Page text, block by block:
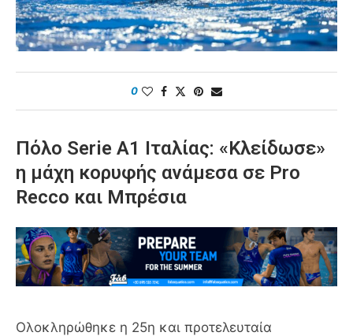
0
Πόλο Serie A1 Ιταλίας: «Κλείδωσε»
η μάχη κορυφής ανάμεσα σε Pro
Recco και Μπρέσια
Ολοκληρώθηκε η 25η και προτελευταία